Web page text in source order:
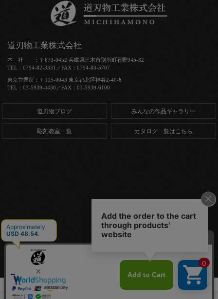
道刃物工業株式会社
本 社 ：〒673-0452 兵庫県三木市別所町石野945-32
TEL：0794-82-3331／FAX：0794-83-5707
東京営業所：〒115-0043 東京都北区神谷2-40-8
TEL：03-5939-4430／FAX：03-5939-6100
道刃物ブログ みんなの作品ギャラリー
彫刻教室一覧 カタログ一覧はこちら
Copyright (C) 道刃物工業株式会社. All Rights Reserved.